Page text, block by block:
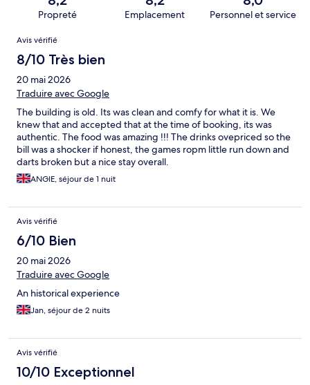
Propreté Emplacement Personnel et service
Avis
Avis vérifié
8/10 Très bien
20 mai 2026
Traduire avec Google
The building is old. Its was clean and comfy for what it is. We
knew that and accepted that at the time of booking, its was
authentic. The food was amazing !!! The drinks ovepriced so the
bill was a shocker if honest, the games ropm little run down and
darts broken but a nice stay overall.
ANGIE, séjour de 1 nuit
Avis vérifié
6/10 Bien
20 mai 2026
Traduire avec Google
An historical experience
Jan, séjour de 2 nuits
Avis vérifié
10/10 Exceptionnel